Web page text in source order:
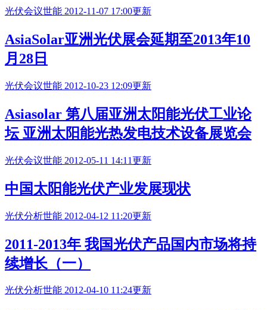
光伏会议世能 2012-11-07 17:00更新
AsiaSolar亚洲光伏展会延期至2013年10
月28日
光伏会议世能 2012-10-23 12:09更新
Asiasolar 第八届亚洲太阳能光伏工业论
坛 亚洲太阳能光热发电技术设备展览会
光伏会议世能 2012-05-11 14:11更新
中国太阳能光伏产业发展现状
光伏分析世能 2012-04-12 11:20更新
2011-2013年 我国光伏产品国内市场将持
续增长（一）
光伏分析世能 2012-04-10 11:24更新